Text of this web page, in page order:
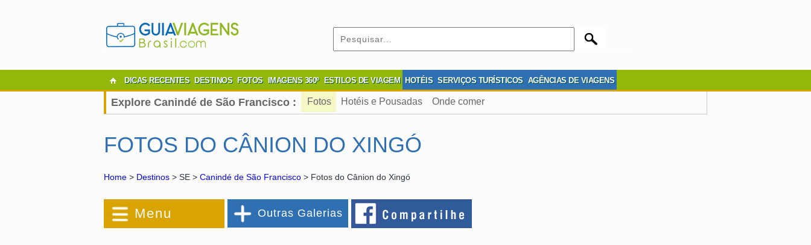
DICAS RECENTES DESTINOS FOTOS IMAGENS 360º ESTILOS DE VIAGEM HOTÉIS SERVIÇOS TURÍSTICOS AGÊNCIAS DE VIAGENS
Explore Canindé de São Francisco : Fotos Hotéis e Pousadas Onde comer
FOTOS DO CÂNION DO XINGÓ
Home > Destinos > SE > Canindé de São Francisco > Fotos do Cânion do Xingó
Menu Outras Galerias